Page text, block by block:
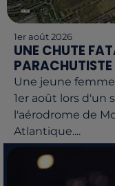
1er août 2026
UNE CHUTE
Une jeune
1er août lors d'un
l'aérodrome de
Atlantique....